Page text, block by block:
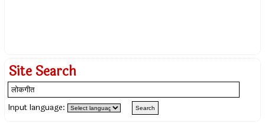
Site Search
Input language: